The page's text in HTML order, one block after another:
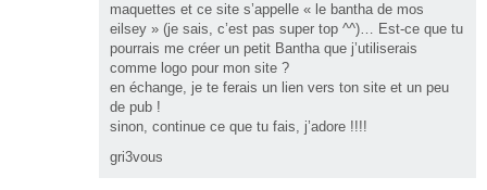
maquettes et ce site s’appelle « le bantha de mos
eilsey » (je sais, c’est pas super top ^^)… Est-ce que tu
pourrais me créer un petit Bantha que j’utiliserais
comme logo pour mon site ?
en échange, je te ferais un lien vers ton site et un peu
de pub !
sinon, continue ce que tu fais, j’adore !!!!
gri3vous